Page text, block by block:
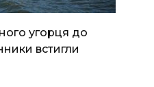
угорця до
встигли